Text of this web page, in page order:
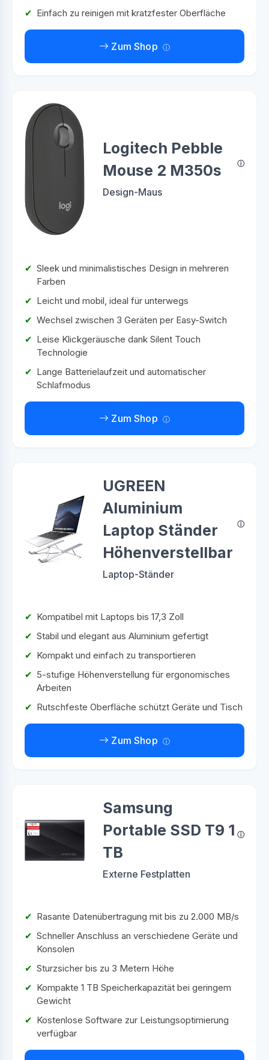
Einfach zu reinigen mit kratzfester Oberfläche
Zum Shop
Logitech Pebble
Mouse 2 M350s
Design-Maus
Sleek und minimalistisches Design in mehreren
Farben
Leicht und mobil, ideal für unterwegs
Wechsel zwischen 3 Geräten per Easy-Switch
Leise Klickgeräusche dank Silent Touch
Technologie
Lange Batterielaufzeit und automatischer
Schlafmodus
Zum Shop
UGREEN
Aluminium
Laptop Ständer
Höhenverstellbar
Laptop-Ständer
Kompatibel mit Laptops bis 17,3 Zoll
Stabil und elegant aus Aluminium gefertigt
Kompakt und einfach zu transportieren
5-stufige Höhenverstellung für ergonomisches
Arbeiten
Rutschfeste Oberfläche schützt Geräte und Tisch
Zum Shop
Samsung
Portable SSD T9 1
TB
Externe Festplatten
Rasante Datenübertragung mit bis zu 2.000 MB/s
Schneller Anschluss an verschiedene Geräte und
Konsolen
Sturzsicher bis zu 3 Metern Höhe
Kompakte 1 TB Speicherkapazität bei geringem
Gewicht
Kostenlose Software zur Leistungsoptimierung
verfügbar